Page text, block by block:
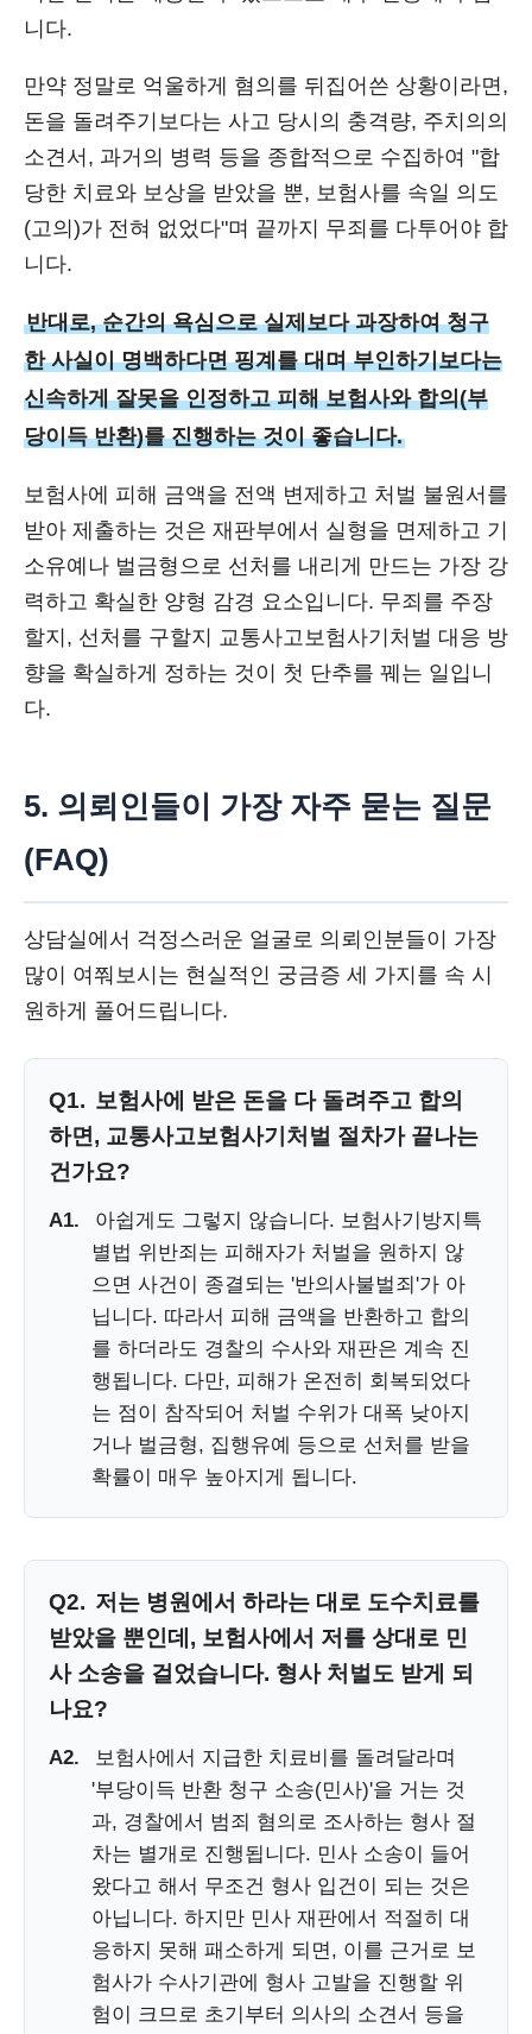
니다.
만약 정말로 억울하게 혐의를 뒤집어쓴 상황이라면,
돈을 돌려주기보다는 사고 당시의 충격량, 주치의의
소견서, 과거의 병력 등을 종합적으로 수집하여 "합
당한 치료와 보상을 받았을 뿐, 보험사를 속일 의도
(고의)가 전혀 없었다"며 끝까지 무죄를 다투어야 합
니다.
반대로, 순간의 욕심으로 실제보다 과장하여 청구
한 사실이 명백하다면 핑계를 대며 부인하기보다는
신속하게 잘못을 인정하고 피해 보험사와 합의(부
당이득 반환)를 진행하는 것이 좋습니다.
보험사에 피해 금액을 전액 변제하고 처벌 불원서를
받아 제출하는 것은 재판부에서 실형을 면제하고 기
소유예나 벌금형으로 선처를 내리게 만드는 가장 강
력하고 확실한 양형 감경 요소입니다. 무죄를 주장
할지, 선처를 구할지 교통사고보험사기처벌 대응 방
향을 확실하게 정하는 것이 첫 단추를 꿰는 일입니
다.
5. 의뢰인들이 가장 자주 묻는 질문
(FAQ)
상담실에서 걱정스러운 얼굴로 의뢰인분들이 가장
많이 여쭤보시는 현실적인 궁금증 세 가지를 속 시
원하게 풀어드립니다.
Q1. 보험사에 받은 돈을 다 돌려주고 합의
하면, 교통사고보험사기처벌 절차가 끝나는
건가요?
A1.
아쉽게도 그렇지 않습니다. 보험사기방지특
별법 위반죄는 피해자가 처벌을 원하지 않
으면 사건이 종결되는 '반의사불벌죄'가 아
닙니다. 따라서 피해 금액을 반환하고 합의
를 하더라도 경찰의 수사와 재판은 계속 진
행됩니다. 다만, 피해가 온전히 회복되었다
는 점이 참작되어 처벌 수위가 대폭 낮아지
거나 벌금형, 집행유예 등으로 선처를 받을
확률이 매우 높아지게 됩니다.
Q2. 저는 병원에서 하라는 대로 도수치료를
받았을 뿐인데, 보험사에서 저를 상대로 민
사 소송을 걸었습니다. 형사 처벌도 받게 되
나요?
A2.
보험사에서 지급한 치료비를 돌려달라며
'부당이득 반환 청구 소송(민사)'을 거는 것
과, 경찰에서 범죄 혐의로 조사하는 형사 절
차는 별개로 진행됩니다. 민사 소송이 들어
왔다고 해서 무조건 형사 입건이 되는 것은
아닙니다. 하지만 민사 재판에서 적절히 대
응하지 못해 패소하게 되면, 이를 근거로 보
험사가 수사기관에 형사 고발을 진행할 위
험이 크므로 초기부터 의사의 소견서 등을